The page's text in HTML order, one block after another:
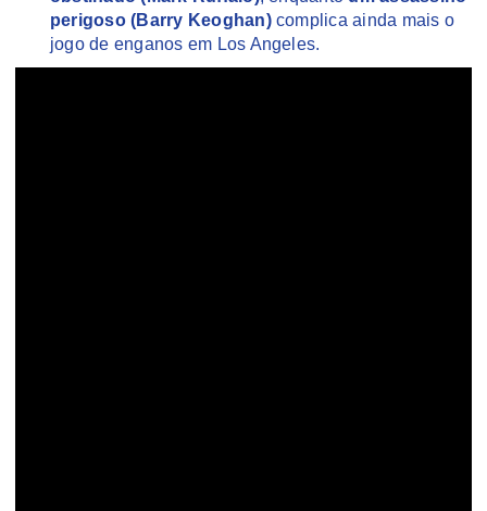
perigoso (Barry Keoghan)complica ainda mais o
jogo de enganos em Los Angeles.